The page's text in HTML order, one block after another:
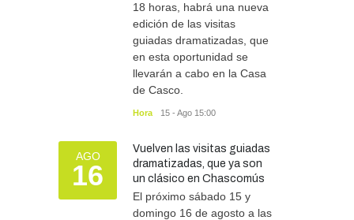
18 horas, habrá una nueva
edición de las visitas
guiadas dramatizadas, que
en esta oportunidad se
llevarán a cabo en la Casa
de Casco.
Hora 15 - Ago 15:00
AGO
16
Vuelven las visitas guiadas
dramatizadas, que ya son
un clásico en Chascomús
El próximo sábado 15 y
domingo 16 de agosto a las